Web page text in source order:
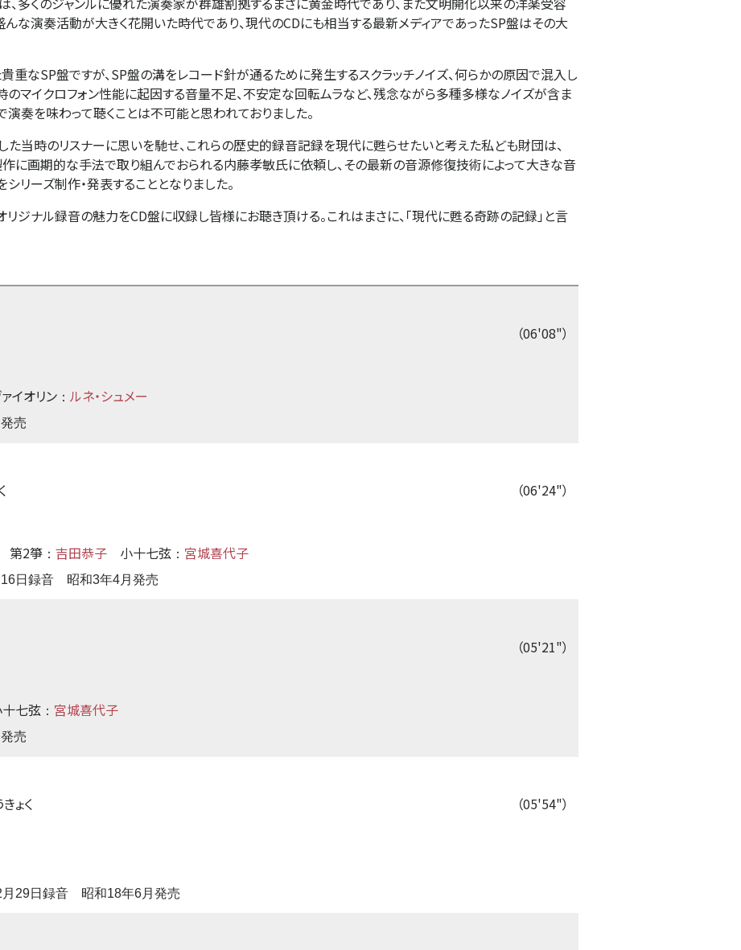
な演奏活動が大きく花開いた時代であり、現代のCDにも相当する最新メディアであったSP盤はその大
重なSP盤ですが、SP盤の溝をレコード針が通るために発生するスクラッチノイズ、何らかの原因で混入し
のマイクロフォン性能に起因する音量不足、不安定な回転ムラなど、残念ながら多種多様なノイズが含ま
演奏を味わって聴くことは不可能と思われておりました。
当時のリスナーに思いを馳せ、これらの歴史的録音記録を現代に甦らせたいと考えた私ども財団は、
作に画期的な手法で取り組んでおられる内藤孝敏氏に依頼し、その最新の音源修復技術によって大きな音
リーズ制作・発表することとなりました。
ジナル録音の魅力をCD盤に収録し皆様にお聴き頂ける。これはまさに、「現代に甦る奇跡の記録」と言
（06'08"）
イオリン ： ルネ・シュメー
売
（06'24"）
第2箏 ： 吉田恭子 小十七弦 ： 宮城喜代子
16日録音 昭和3年4月発売
（05'21"）
七弦 ： 宮城喜代子
売
（05'54"）
ょく
月29日録音 昭和18年6月発売